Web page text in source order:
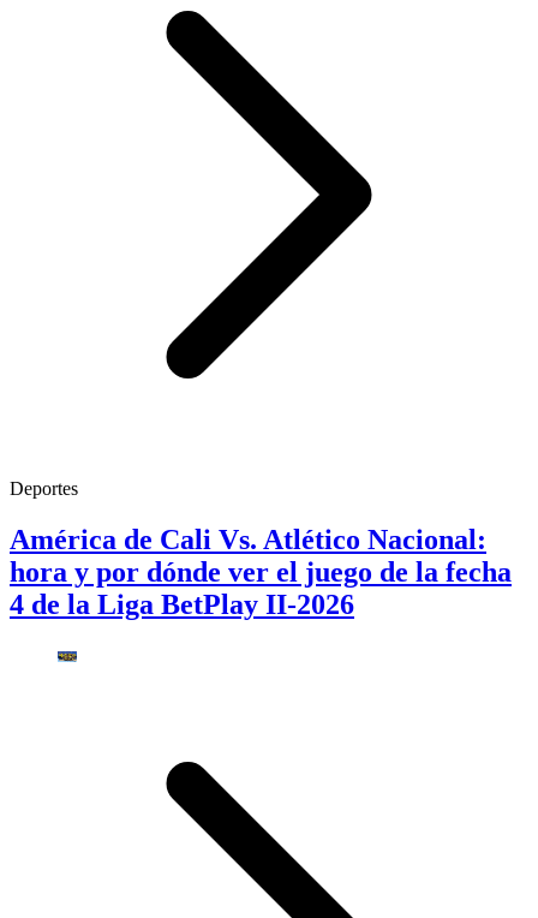
Deportes
América de Cali Vs. Atlético Nacional:
hora y por dónde ver el juego de la fecha
4 de la Liga BetPlay II-2026